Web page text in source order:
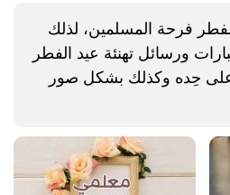
فرحة المسلمين، لذلك
ورسائل تهنئة عيد الفطر
حِده وكذلك بشكل صور